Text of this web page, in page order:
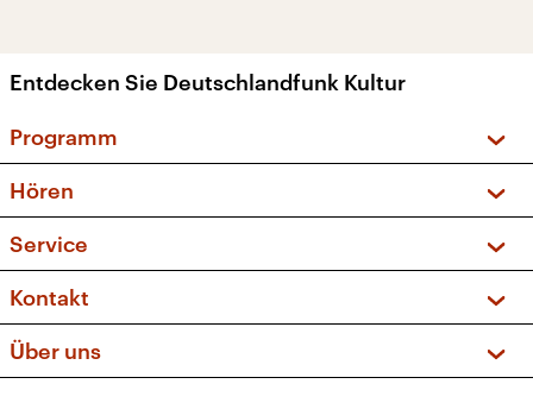
Entdecken Sie Deutschlandfunk Kultur
Programm
Sendungen und Podcasts
Musikliste
Kakadu – Das Kinderprogramm
Hören
Frequenzen (UKW + DAB+)
Service
FAQ
Apps
Newsletter
Kontakt
Social Media
Über uns